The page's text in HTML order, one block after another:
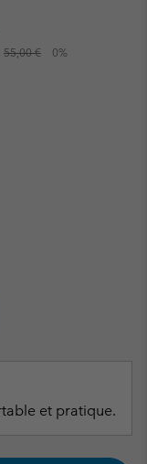
55,00 € 0%
et pratique.